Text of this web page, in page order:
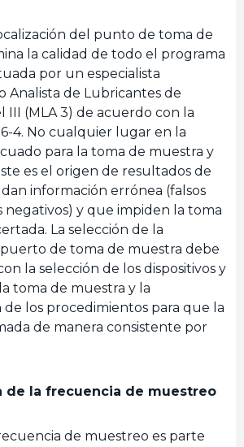
del punto de toma de
la calidad de todo el programa
por un especialista
Analista de Lubricantes de
III (MLA 3) de acuerdo con la
4. No cualquier lugar en la
para la toma de muestra y
es el origen de resultados de
información errónea (falsos
negativos) y que impiden la toma
La selección de la
puerto de toma de muestra debe
la selección de los dispositivos y
toma de muestra y la
los procedimientos para que la
de manera consistente por
de la frecuencia de muestreo
de muestreo es parte